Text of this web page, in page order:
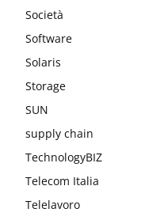
Società
Software
Solaris
Storage
SUN
supply chain
TechnologyBIZ
Telecom Italia
Telelavoro